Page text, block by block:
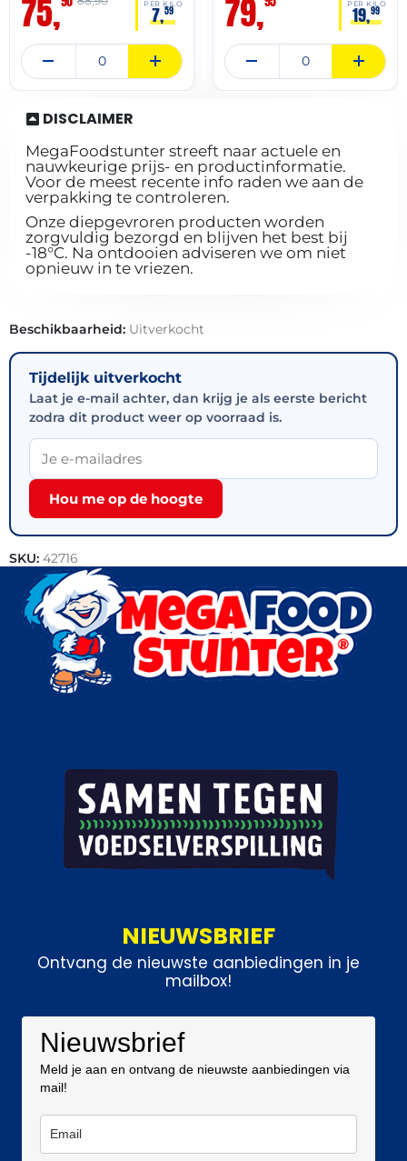
75, PER KILO
7,59 79, PER KILO
19,99
DISCLAIMER
MegaFoodstunter streeft naar actuele en
nauwkeurige prijs- en productinformatie.
Voor de meest recente info raden we aan de
verpakking te controleren.
Onze diepgevroren producten worden
zorgvuldig bezorgd en blijven het best bij
-18°C. Na ontdooien adviseren we om niet
opnieuw in te vriezen.
Beschikbaarheid: Uitverkocht
Tijdelijk uitverkocht
Laat je e-mail achter, dan krijg je als eerste bericht
zodra dit product weer op voorraad is.
Hou me op de hoogte
SKU: 42716
Categorie:Vis
NIEUWSBRIEF
Ontvang de nieuwste aanbiedingen in je
mailbox!
Nieuwsbrief
Meld je aan en ontvang de nieuwste aanbiedingen via
mail!